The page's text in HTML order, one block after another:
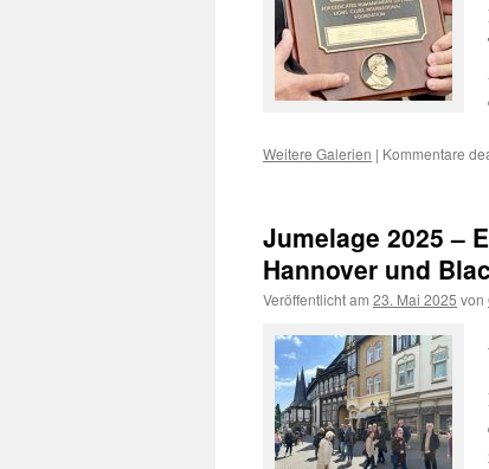
Weitere Galerien | Kommentare
Jumelage 2025 –
Hannover und
Veröffentlicht am 23. Mai 2025 von